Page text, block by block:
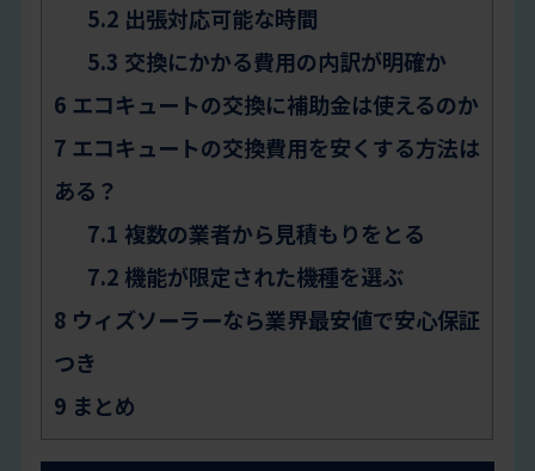
5.2 出張対応可能な時間
5.3 交換にかかる費用の内訳が明確か
6 エコキュートの交換に補助金は使えるのか
7 エコキュートの交換費用を安くする方法は
ある？
7.1 複数の業者から見積もりをとる
7.2 機能が限定された機種を選ぶ
8 ウィズソーラーなら業界最安値で安心保証
つき
9 まとめ